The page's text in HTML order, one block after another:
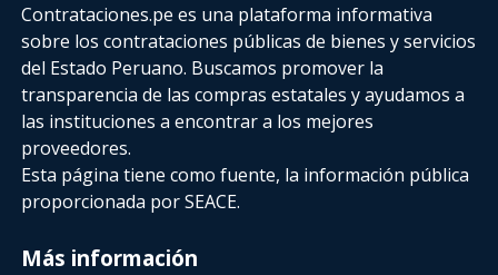
Contrataciones.pe es una plataforma informativa
sobre los contrataciones públicas de bienes y servicios
del Estado Peruano. Buscamos promover la
transparencia de las compras estatalesy ayudamos a
las instituciones a encontrar a los mejores
proveedores.
Esta página tiene como fuente, la información pública
proporcionada por SEACE.
Más información